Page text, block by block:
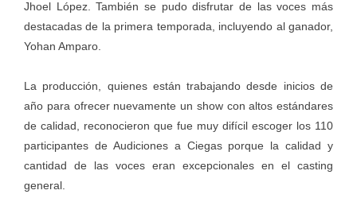
Jhoel López. También se pudo disfrutar de las voces más
destacadas de la primera temporada, incluyendo al ganador,
Yohan Amparo.
La producción, quienes están trabajando desde inicios de
año para ofrecer nuevamente un show con altos estándares
de calidad, reconocieron que fue muy difícil escoger los 110
participantes de Audiciones a Ciegas porque la calidad y
cantidad de las voces eran excepcionales en el casting
general.